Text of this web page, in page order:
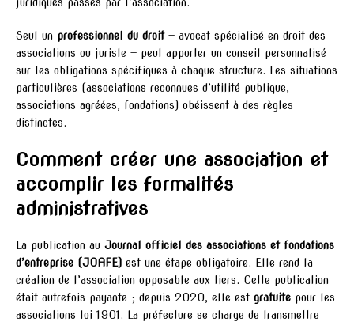
Seul un professionnel du droit— avocat spécialisé en droit des
associations ou juriste — peut apporter un conseil personnalisé
sur les obligations spécifiques à chaque structure. Les situations
particulières (associations reconnues d’utilité publique,
associations agréées, fondations) obéissent à des règles
distinctes.
Comment créer une association et
accomplir les formalités
administratives
La publication au Journal officiel des associations et fondations
d’entreprise (JOAFE) est une étape obligatoire. Elle rend la
création de l’association opposable aux tiers. Cette publication
était autrefois payante ; depuis 2020, elle est gratuite pour les
associations loi 1901. La préfecture se charge de transmettre